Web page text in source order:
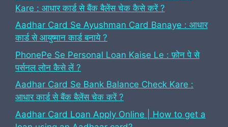
Kare : आधार कार्ड से बैंक बैलेंस चेक कैसे करें ?
Aadhar Card Se Ayushman Card Banaye : आधार
कार्ड से आयुष्मान कार्ड बनाये ?
PhonePe Se Personal Loan Kaise Le : फ़ोन पे से
पर्सनल लोन कैसे लें ?
Aadhar Card Se Bank Balance Check Kare :
आधार कार्ड से बैंक बैलेंस चेक करें ?
Aadhar Card Loan Apply Online | How to get a